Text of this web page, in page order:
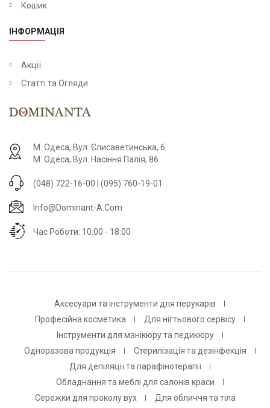
Кошик
ІНФОРМАЦІЯ
Акції
Статті та Огляди
М. Одеса, Вул. Єлисаветинська, 6
М. Одеса, Вул. Насіння Палія, 86
(048) 722-16-00 | (095) 760-19-01
Info@dominant-A.com
Час Роботи: 10:00 - 18:00
Аксесуари та інструменти для перукарів
Професійна косметика
Для нігтьового сервісу
Інструменти для манікюру та педикюру
Одноразова продукція
Стерилізація та дезінфекція
Для депіляції та парафінотерапії
Обладнання та меблі для салонів краси
Сережки для проколу вух
Для обличчя та тіла